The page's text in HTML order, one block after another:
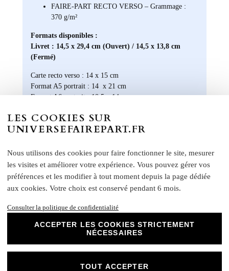
FAIRE-PART RECTO VERSO – Grammage :
370 g/m²
Formats disponibles :
Livret : 14,5 x 29,4 cm (Ouvert) / 14,5 x 13,8 cm
(Fermé)
Carte recto verso : 14 x 15 cm
Format A5 portrait : 14 x 21 cm
Format A6 portrait : 10,5 x 14 cm
Etiquette bouteille
: Elles ont une taille unique, pensée
pour convenir à la majorité des bouteilles : 14 x 10 cm
Notre papier Mat Supérieur sont le choix
parfait pour des faire-part de mariage, des
invitations d'anniversaire, des cartes de
remerciements et bien plus encore. Optez
résultat impeccable qui ravira vos invités et
marquera l'élégance de vos évènements
spéciaux. Laissez libre cours à votre
créativité et personnalisez nos papiers Mat
Supérieur pour créer des souvenirs uniques
et inoubliables.
LES COOKIES SUR
UNIVERSEFAIREPART.FR
Nous utilisons des cookies pour faire fonctionner le site, mesurer
les visites et améliorer votre expérience. Vous pouvez gérer vos
préférences et les modifier à tout moment depuis la page dédiée
aux cookies. Votre choix est conservé pendant 6 mois.
Consulter la politique de confidentialité
ACCEPTER LES COOKIES STRICTEMENT
NÉCESSAIRES
TOUT ACCEPTER